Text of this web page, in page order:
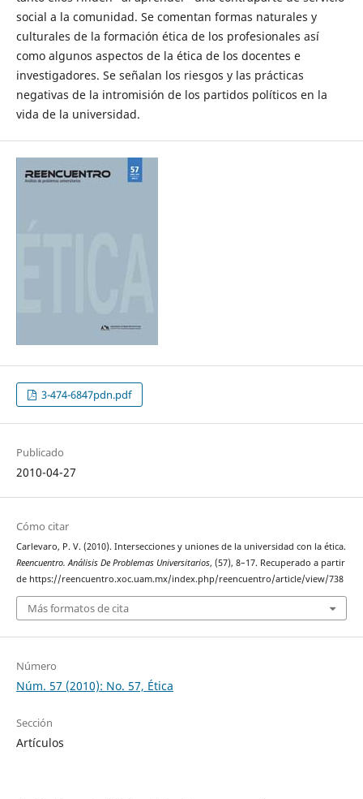
social a la comunidad. Se comentan formas naturales y
culturales de la formación ética de los profesionales así
como algunos aspectos de la ética de los docentes e
investigadores. Se señalan los riesgos y las prácticas
negativas de la intromisión de los partidos políticos en la
vida de la universidad.
3-474-6847pdn.pdf
Publicado
2010-04-27
Cómo citar
Carlevaro, P. V. (2010). Intersecciones y uniones de la universidad con la ética.
Reencuentro. Análisis De Problemas Universitarios, (57), 8–17. Recuperado a partir
de https://reencuentro.xoc.uam.mx/index.php/reencuentro/article/view/738
Más formatos de cita
Número
Núm. 57 (2010): No. 57, Ética
Sección
Artículos